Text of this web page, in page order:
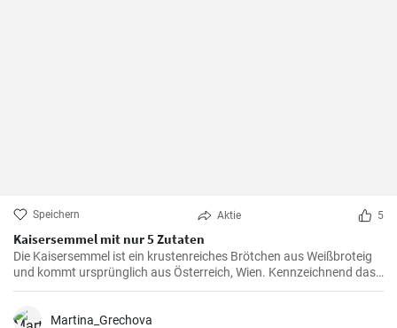
Speichern Aktie 5
Kaisersemmel mit nur 5 Zutaten
Die Kaisersemmel ist ein krustenreiches Brötchen aus Weißbroteig
und kommt ursprünglich aus Österreich, Wien. Kennzeichnend das
sternförmige Muster auf der Semmel durch Falten des Teigstücks
Martina_Grechova